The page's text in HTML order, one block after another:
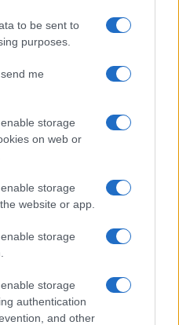
to be sent to
purposes.
me
storage
on web or
storage
website or app.
storage
storage
authentication
and other
oltre: si tratta della
per distogliere
gestione politica
2024
È
al canale ed
DEI MONTI